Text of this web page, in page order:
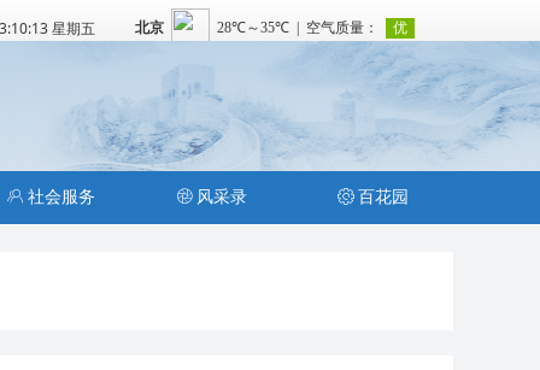
星期五
ꁘ 社会服务 ꁵ 风采录 ꂉ 百花园